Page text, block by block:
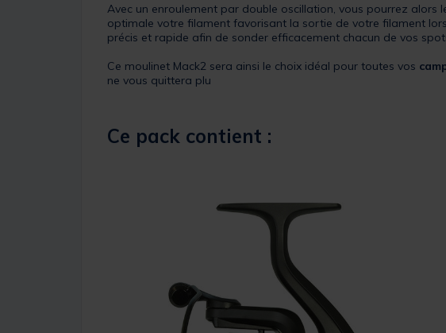
Avec un enroulement par double oscillation, vous pourrez
optimale votre filament favorisant la sortie de votre filament
précis et rapide afin de sonder efficacement chacun de vos
Ce moulinet Mack2 sera ainsi le choix idéal pour toutes vos
ne vous quittera plu
Ce pack contient :